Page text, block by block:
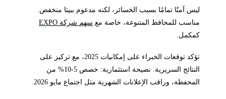
ليس آمنًا تمامًا بسبب الخسائر، لكنه مدعوم ببيتا منخفض.
مناسب للمحافظ المتنوعة، خاصة مع سهم شركة EXPO
كمكمل.
تؤكد توقعات الخبراء على إمكانيات 2025، مع تركيز على
النتائج السريرية. نصيحة استثمارية: خصص 5-10% من
المحفظة، وراقب الإعلانات الشهرية مثل اجتماع مايو 2026.